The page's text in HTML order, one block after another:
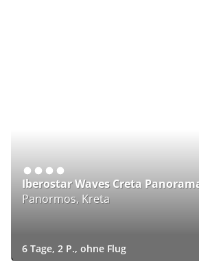
Iberostar Waves Creta
Panormos, Kreta
6 Tage, 2 P., ohne Flug
)